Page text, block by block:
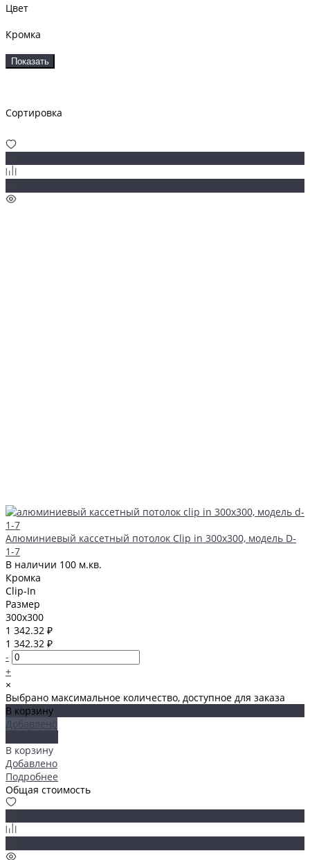
Цвет
Кромка
Показать
Сортировка
Алюминиевый кассетный потолок Clip in 300х300, модель D-
1-7
В наличии 100 м.кв.
Кромка
Clip-In
Размер
300x300
1 342.32 ₽
1 342.32 ₽
-
+
×
Выбрано максимальное количество, доступное для заказа
В корзину
Добавлено
В корзину
Добавлено
Подробнее
Общая стоимость